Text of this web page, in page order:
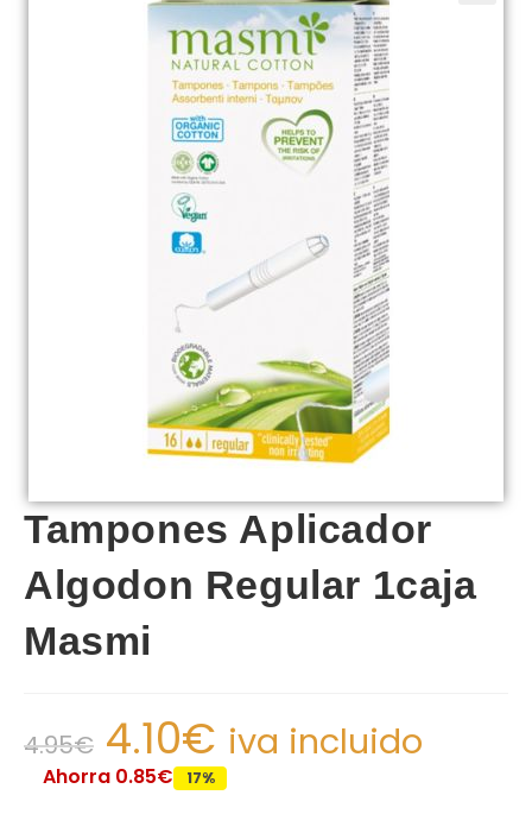
Tampones Aplicador
Algodon Regular 1caja
Masmi
4.95€ 4.10€ iva incluido
Ahorra 0.85€ 17%